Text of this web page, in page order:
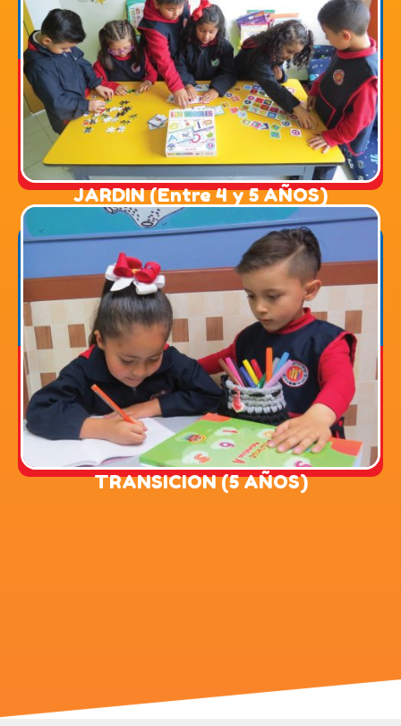
JARDIN (Entre 4 y 5 AÑOS)
Edad entre 4 y 5 años: Se ejercitan
ampliamente en el desarrollo de sus
competencias motoras, comunicativas,
ciudadanas, científicas y matemáticas a
través de los proyectos pedagógicos de aula,
por medio de los cuales aprenden, se divierten,
crean y descubren nuevos conocimientos.
TRANSICION (5 AÑOS)
TRANSICION (5 AÑOS)
Edad entre 5 y 6 años, se afianza el manejo de
normas, hay un gran avance en la
contextualización y amplio desarrollo de sus
habilidades para la lecto-escritura y la lógica
matemática, a través de los proyectos de
muestran sus habilidades, talentos y dominios
explorando el mundo mediante la creatividad